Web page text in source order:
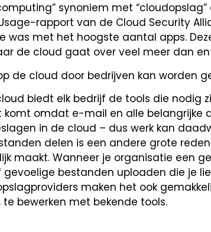
synoniem met
rapport van de Cloud Security
met het hoogste aantal apps.
de cloud gaat over veel meer dan
de cloud door bedrijven kan worden
biedt elk bedrijf de tools die nodig
komt omdat e-mail en alle belangrijke
in de cloud – dus werk kan
delen is een andere grote
maakt. Wanneer je organisatie een
gevoelige bestanden uploaden die je
maken het ook
bewerken met bekende tools.